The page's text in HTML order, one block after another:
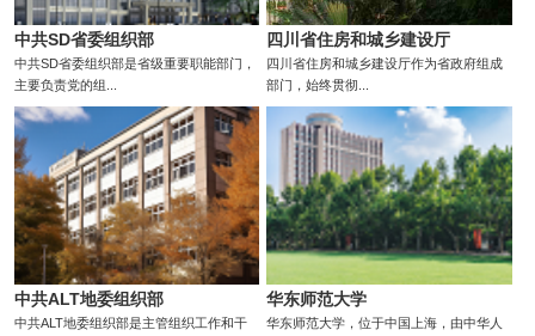
中共SD省委组织部
中共SD省委组织部是省级重要职能部门，
主要负责党的组...
四川省住房和城乡建设厅
四川省住房和城乡建设厅作为省政府组成
部门，始终贯彻...
中共ALT地委组织部
中共ALT地委组织部是主管组织工作和干
华东师范大学
华东师范大学，位于中国上海，由中华人